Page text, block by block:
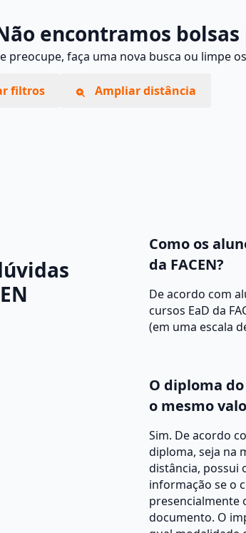
encontramos
preocupe, faça uma nova busca ou limpe
filtros Ampliar distância
Como os
da FACEN?
De acordo com
cursos EaD da
(em uma escala
O diploma do
o mesmo
Sim. De acordo
diploma, seja na
distância, possui
informação se o
presencialmente
documento. O